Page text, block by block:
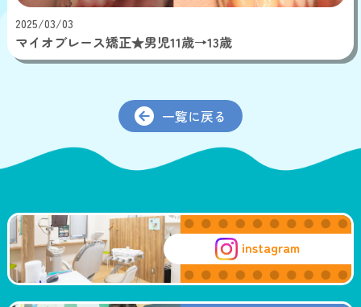
2025/03/03
マイオブレース矯正★男児11歳→13歳
一覧に戻る
instagram